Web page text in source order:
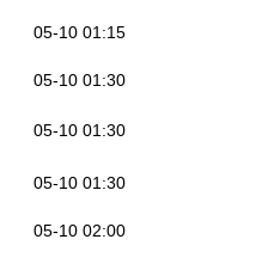
05-10 01:15
05-10 01:30
05-10 01:30
05-10 01:30
05-10 02:00